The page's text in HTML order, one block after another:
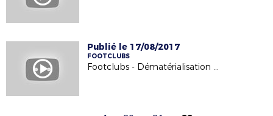
Publié le 17/08/2017
FOOTCLUBS
Footclubs - Dématérialisation des demandes de licences